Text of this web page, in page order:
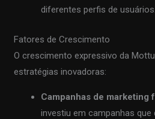
diferentes perfis de usuários.
Fatores de Crescimento
O crescimento expressivo da
estratégias inovadoras:
Campanhas de marketing
investiu em campanhas